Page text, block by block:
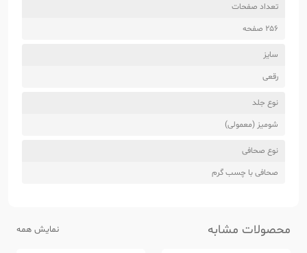
تعداد صفحات
256 صفحه
سایز
رقعی
نوع جلد
شومیز (معمولی)
نوع صحافی
صحافی با چسب گرم
محصولات مشابه نمایش همه